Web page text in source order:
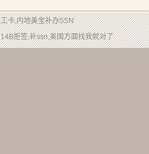
卡,内地美宝补办SSN
拒签,补ssn,美国方面找我就对了